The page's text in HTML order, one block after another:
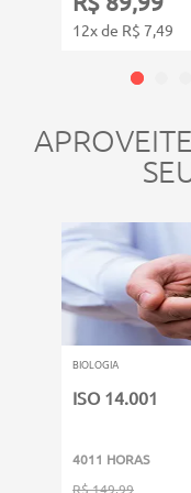
12x de R$ 7,49
BIOLOGIA
ISO 14.001
4011 HORAS
R$ 149,99